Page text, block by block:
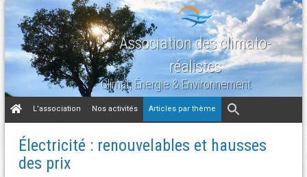
Association des climato-
réalistes
Climat, Énergie & Environnement
Aller
au
contenu
L’association Nos activités Articles par thème
Électricité : renouvelables et hausses
des prix